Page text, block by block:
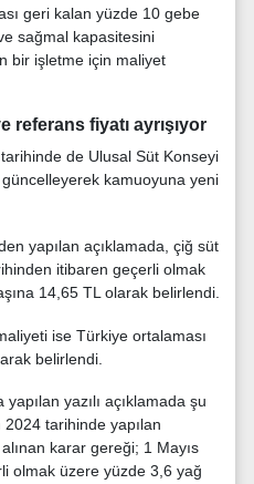
geri kalan yüzde 10 gebe
sağmal kapasitesini
bir işletme için maliyet
referans fiyatı ayrışıyor
de Ulusal Süt Konseyi
kamuoyuna yeni
yapılan açıklamada, çiğ süt
itibaren geçerli olmak
14,65 TL olarak belirlendi.
ise Türkiye ortalaması
belirlendi.
yazılı açıklamada şu
tarihinde yapılan
karar gereği; 1 Mayıs
olmak üzere yüzde 3,6 yağ